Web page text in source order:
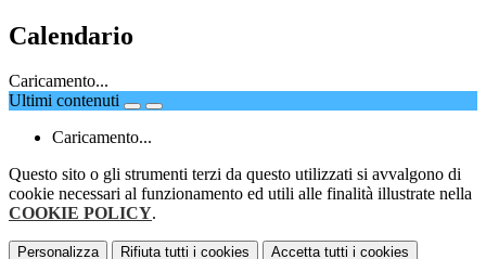
Calendario
Caricamento...
Ultimi contenuti
Caricamento...
Questo sito o gli strumenti terzi da questo utilizzati si avvalgono di
cookie necessari al funzionamento ed utili alle finalità illustrate nella
COOKIE POLICY.
Personalizza Rifiuta tutti i cookies Accetta tutti i cookies